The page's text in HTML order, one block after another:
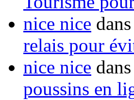
nice nice dans
relais pour
nice nice dans
poussins en